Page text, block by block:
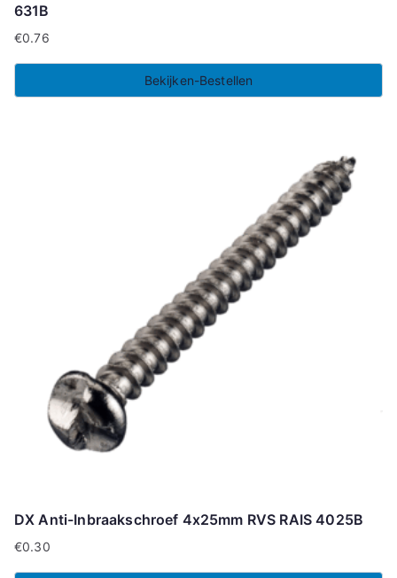
631B
€0.76
Bekijken-Bestellen
DX Anti-Inbraakschroef 4x25mm RVS RAIS 4025B
€0.30